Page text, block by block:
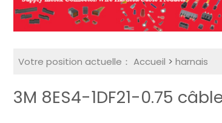
Votre position actuelle： Accueil > harnais
3M 8ES4-1DF21-0.75